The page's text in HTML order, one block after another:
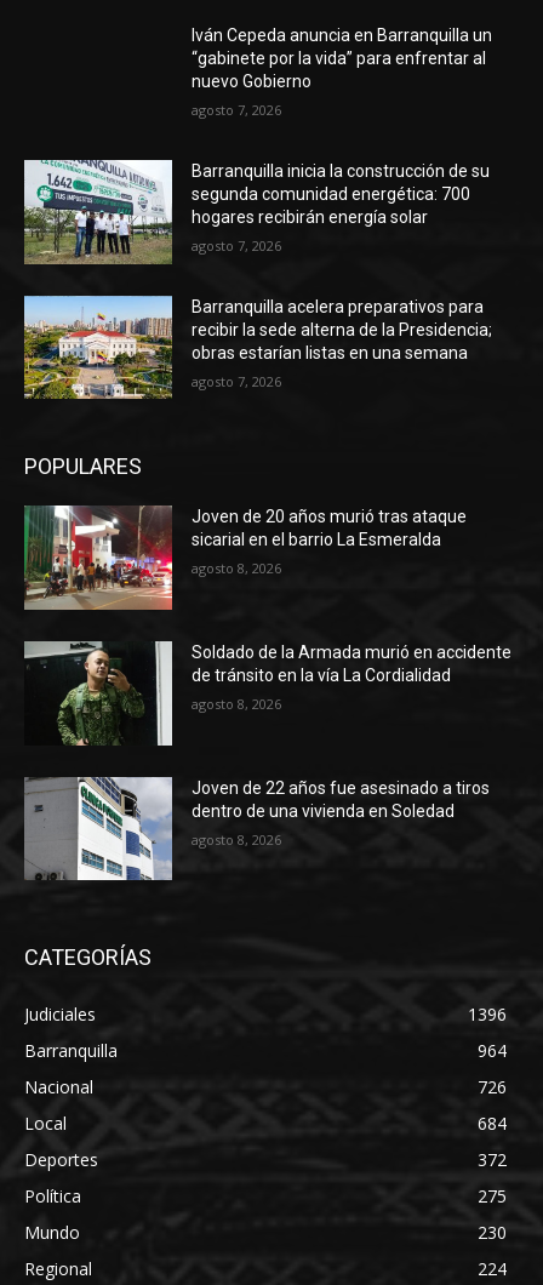
Iván Cepeda anuncia en Barranquilla un
“gabinete por la vida” para enfrentar al
nuevo Gobierno
agosto 7, 2026
Barranquilla inicia la construcción de su
segunda comunidad energética: 700
hogares recibirán energía solar
agosto 7, 2026
Barranquilla acelera preparativos para
recibir la sede alterna de la Presidencia;
obras estarían listas en una semana
agosto 7, 2026
POPULARES
Joven de 20 años murió tras ataque
sicarial en el barrio La Esmeralda
agosto 8, 2026
Soldado de la Armada murió en accidente
de tránsito en la vía La Cordialidad
agosto 8, 2026
Joven de 22 años fue asesinado a tiros
dentro de una vivienda en Soledad
agosto 8, 2026
CATEGORÍAS
Judiciales
1396
Barranquilla
964
Nacional
726
Local
684
Deportes
372
Política
275
Mundo
230
Regional
224